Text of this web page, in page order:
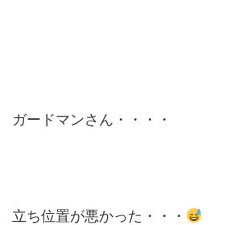
ガードマンさん・・・・
立ち位置が悪かった・・・